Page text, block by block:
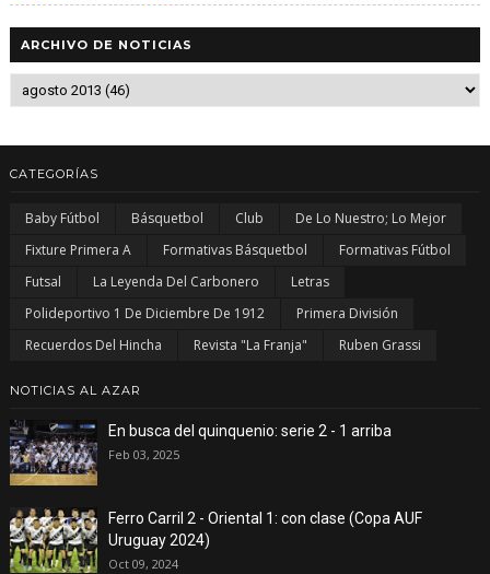
ARCHIVO DE NOTICIAS
CATEGORÍAS
Baby Fútbol Básquetbol Club
De Lo Nuestro; Lo Mejor
Fixture Primera A
Formativas Básquetbol
Formativas Fútbol
Futsal
La Leyenda Del Carbonero
Letras
Polideportivo 1 De Diciembre De 1912
Primera División
Recuerdos Del Hincha
Revista "La Franja" Ruben Grassi
NOTICIAS AL AZAR
En busca del quinquenio: serie 2 - 1 arriba
Feb 03, 2025
Ferro Carril 2 - Oriental 1: con clase (Copa AUF
Uruguay 2024)
Oct 09, 2024